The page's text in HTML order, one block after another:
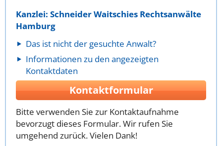
Kanzlei: Schneider Waitschies Rechtsanwälte
Hamburg
Das ist nicht der gesuchte Anwalt?
Informationen zu den angezeigten
Kontaktdaten
Kontaktformular
Bitte verwenden Sie zur Kontaktaufnahme
bevorzugt dieses Formular. Wir rufen Sie
umgehend zurück. Vielen Dank!